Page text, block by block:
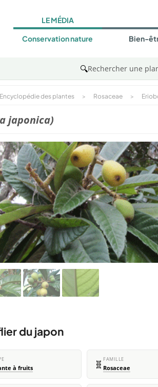
LE MÉDIA
Conservation nature Bien-
🔍Rechercher une
Encyclopédie des plantes > Rosaceae >
japonica)
du japon
à fruits 🧬 FAMILLE
Rosaceae